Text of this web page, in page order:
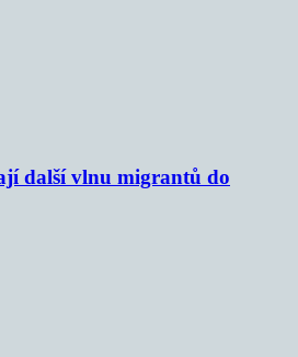
další vlnu migrantů do